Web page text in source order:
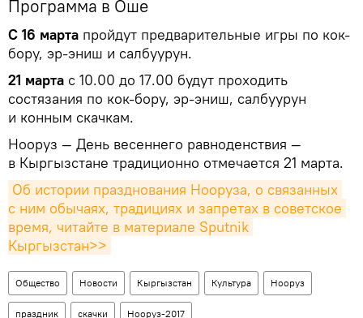
Программа в Оше
С 16 марта пройдут предварительные игры по кок-
бору, эр-эниш и салбуурун.
21 марта с 10.00 до 17.00 будут проходить
состязания по кок-бору, эр-эниш, салбуурун
и конным скачкам.
Нооруз — День весеннего равноденствия —
в Кыргызстане традиционно отмечается 21 марта.
Об истории празднования Нооруза, о связанных
с ним обычаях, традициях и запретах в советское
время, читайте в материале Sputnik
Кыргызстан>>
Общество Новости Кыргызстан Культура Нооруз
праздник скачки Нооруз-2017